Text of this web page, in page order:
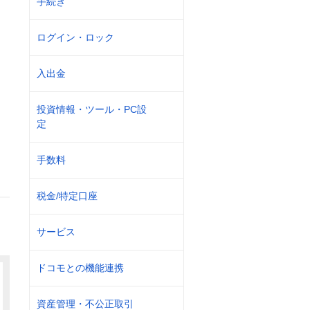
ログイン・ロック
入出金
投資情報・ツール・PC設
定
手数料
税金/特定口座
サービス
ドコモとの機能連携
資産管理・不公正取引